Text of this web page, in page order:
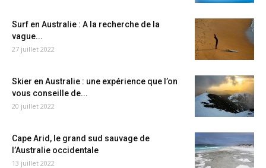
Surf en Australie : A la recherche de la
vague...
27 juillet 2022
Skier en Australie : une expérience que l’on
vous conseille de...
20 juillet 2022
Cape Arid, le grand sud sauvage de
l’Australie occidentale
13 juillet 2022